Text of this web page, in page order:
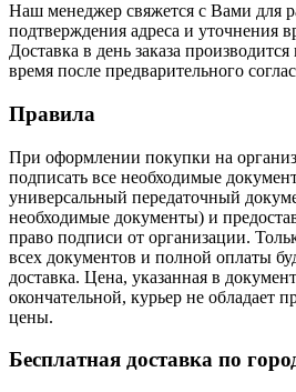
Наш менеджер свяжется с Вами для
подтверждения адреса и уточнения
Доставка в день заказа производится
время после предварительного
Правила
При оформлении покупки на
подписать все необходимые
универсальный передаточный
необходимые документы) и
право подписи от организации.
всех документов и полной оплаты
доставка. Цена, указанная в
окончательной, курьер не обладает
цены.
Бесплатная доставка по